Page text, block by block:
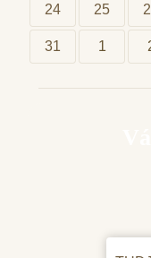
24 25
31 1